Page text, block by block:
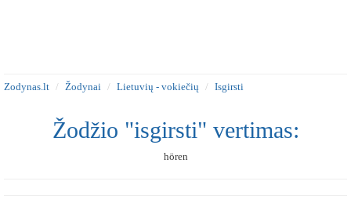
Zodynas.lt Žodynai Lietuvių - vokiečių Isgirsti
Žodžio "isgirsti" vertimas:
hören